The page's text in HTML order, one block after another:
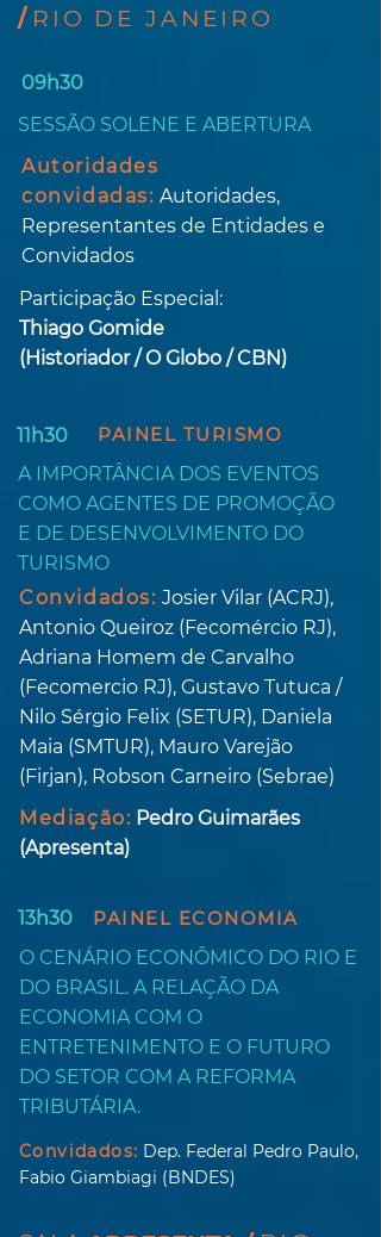
/ RIO DE JANEIRO
09h30
SESSÃO SOLENE E ABERTURA
Autoridades
convidadas: Autoridades,
Representantes de Entidades e
Convidados
Participação Especial:
Thiago Gomide
(Historiador / O Globo / CBN)
A IMPORTÂNCIA DOS EVENTOS
COMO AGENTES DE PROMOÇÃO
E DE DESENVOLVIMENTO DO
TURISMO
11h30 PAINEL TURISMO
Convidados: Josier Vilar (ACRJ),
Antonio Queiroz (Fecomércio RJ),
Adriana Homem de Carvalho
(Fecomercio RJ), Gustavo Tutuca /
Nilo Sérgio Felix (SETUR), Daniela
Maia (SMTUR), Mauro Varejão
(Firjan), Robson Carneiro (Sebrae)
Mediação: Pedro Guimarães
(Apresenta)
13h30
PAINEL ECONOMIA
O CENÁRIO ECONÔMICO DO RIO E
DO BRASIL. A RELAÇÃO DA
ECONOMIA COM O
ENTRETENIMENTO E O FUTURO
DO SETOR COM A REFORMA
TRIBUTÁRIA.
Convidados: Dep. Federal Pedro Paulo,
Fabio Giambiagi (BNDES)